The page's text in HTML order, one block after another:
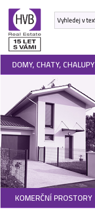
DOMY, CHATY, CHALUPY
KOMERČNÍ PROSTORY
ÚVODNÍ
STRÁNKA
NEMOVITOSTI
DEVELOPERSKÉ
PROJEKTY
SLUŽBY
NABÍDNOUT
NEMOVITOST
POPTAT
NEMOVITOST